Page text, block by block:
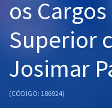
Mentorias
Questões grátis
Conteúdo gratuito
Blog
os
Superior
Josimar
(CÓDIGO: 186924)